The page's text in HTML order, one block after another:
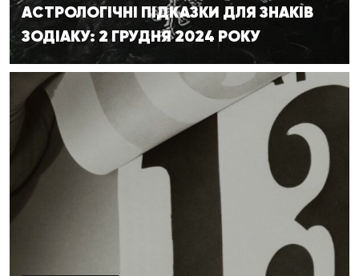
АСТРОЛОГІЧНІ ПІДКАЗКИ ДЛЯ ЗНАКІВ
ЗОДІАКУ: 2 ГРУДНЯ 2024 РОКУ